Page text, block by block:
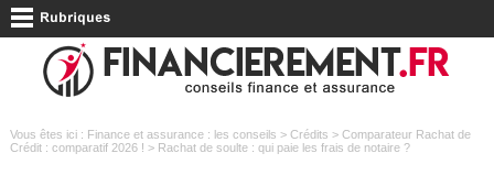
Vous êtes ici : Finance et assurance : les conseils > Crédits > Comparateur Rachat de
Crédit : comparatif 2026 ! > Rachat de soulte : qui paie les frais de notaire ?